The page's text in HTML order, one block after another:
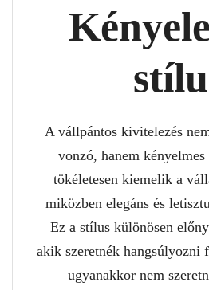
A vállpántos kivitelezés
vonzó, hanem
tökéletesen kiemelik a
miközben elegáns és
Ez a stílus különösen
akik szeretnék hangsúlyozni
ugyanakkor nem